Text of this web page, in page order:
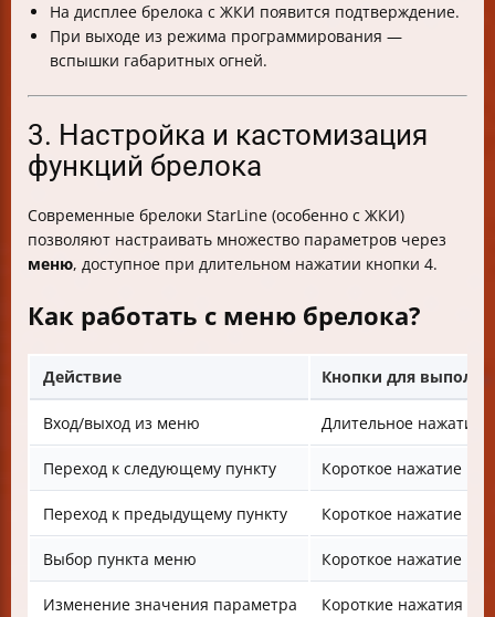
На дисплее брелока с ЖКИ появится подтверждение.
При выходе из режима программирования —
вспышки габаритных огней.
3. Настройка и кастомизация
функций брелока
Современные брелоки StarLine (особенно с ЖКИ)
позволяют настраивать множество параметров через
меню, доступное при длительном нажатии кнопки 4.
Как работать с меню брелока?
Действие Кнопки для
Вход/выход из меню Длительное нажатие
Переход к следующему пункту Короткое нажатие
Переход к предыдущему пункту Короткое нажатие
Выбор пункта меню Короткое нажатие
Изменение значения параметра Короткие нажатия